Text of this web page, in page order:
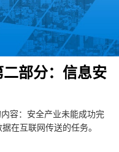
部分：信息安
容：安全产业未能成功完
在互联网传送的任务。